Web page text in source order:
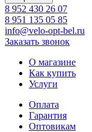
8 952 430 26 07
8 951 135 05 85
info@velo-opt-bel.ru
Заказать звонок
О магазине
Как купить
Услуги
Оплата
Гарантия
Оптовикам